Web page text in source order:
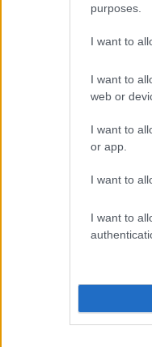
purposes.
I want to
I want to
web or
I want to
or app.
I want to
I want to